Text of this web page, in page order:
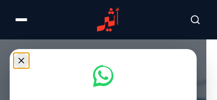
تخطى للمحتوى الرئيسي